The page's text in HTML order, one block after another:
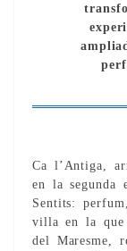
Ca l’Antiga,
en la segunda
Sentits:
villa en la que
del Maresme,